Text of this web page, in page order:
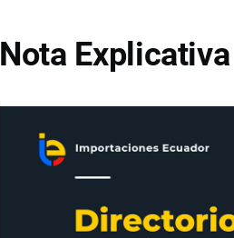
Nota Explicativa